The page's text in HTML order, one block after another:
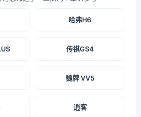
哈弗H6
传祺GS4
魏牌 VV5
逍客